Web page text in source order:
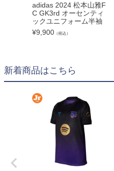
adidas 2024 松本山雅F
C GK3rd オーセンティ
ックユニフォーム半袖
¥9,900 （税込）
新着商品はこちら